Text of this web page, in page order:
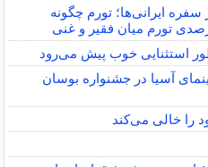
ایرانی‌ها؛ تورم چگونه
استثنایی خوب پیش می‌رود
آسیا در جشنواره بوسان
را خالی می‌کند